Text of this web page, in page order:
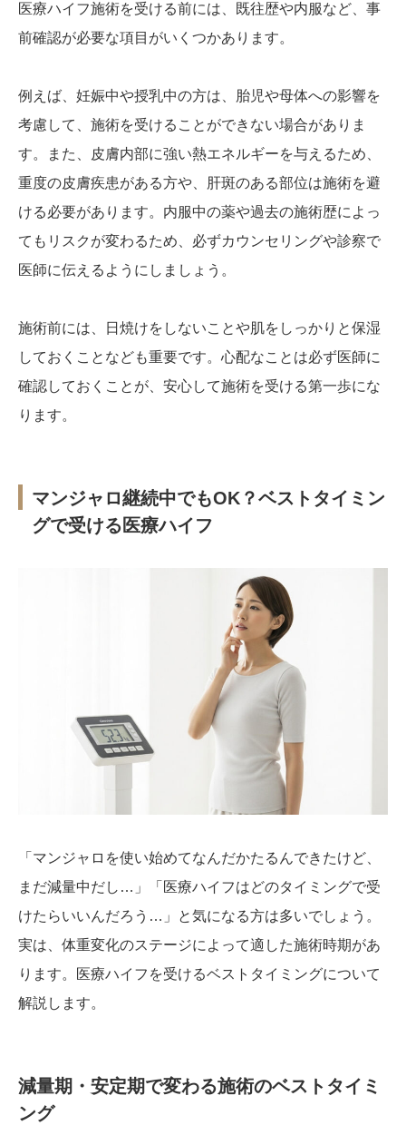
医療ハイフ施術を受ける前には、既往歴や内服など、事
前確認が必要な項目がいくつかあります。
例えば、妊娠中や授乳中の方は、胎児や母体への影響を
考慮して、施術を受けることができない場合がありま
す。また、皮膚内部に強い熱エネルギーを与えるため、
重度の皮膚疾患がある方や、肝斑のある部位は施術を避
ける必要があります。内服中の薬や過去の施術歴によっ
てもリスクが変わるため、必ずカウンセリングや診察で
医師に伝えるようにしましょう。
施術前には、日焼けをしないことや肌をしっかりと保湿
しておくことなども重要です。心配なことは必ず医師に
確認しておくことが、安心して施術を受ける第一歩にな
ります。
マンジャロ継続中でもOK？ベストタイミン
グで受ける医療ハイフ
「マンジャロを使い始めてなんだかたるんできたけど、
まだ減量中だし…」「医療ハイフはどのタイミングで受
けたらいいんだろう…」と気になる方は多いでしょう。
実は、体重変化のステージによって適した施術時期があ
ります。医療ハイフを受けるベストタイミングについて
解説します。
減量期・安定期で変わる施術のベストタイミ
ング